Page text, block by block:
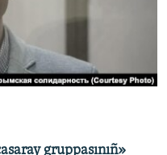
gruppasınıñ»